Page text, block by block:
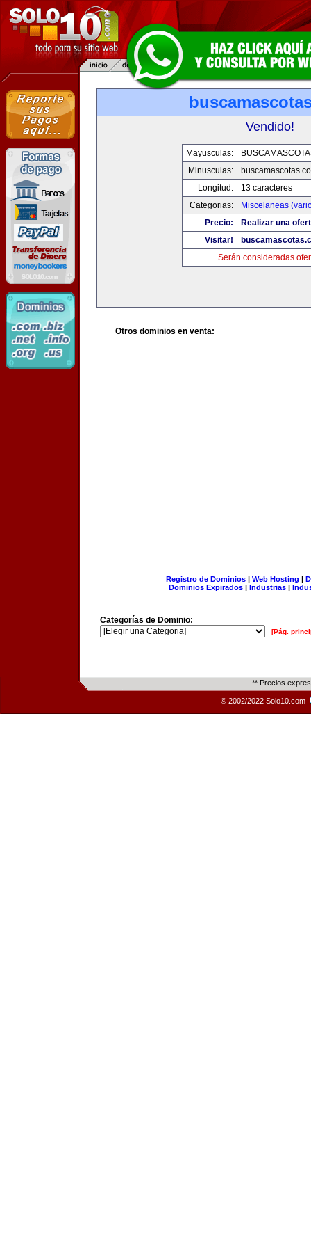
Vendido!
Mayusculas:
Minusculas:
Longitud:
13 caracteres
Categorias:
Miscelaneas
Precio:
Realizar una
Visitar!
Serán consideradas
Otros dominios en venta:
Registro de Dominios| Web Hosting |
Dominios Expirados | Industrias |
Categorías de Dominio:
[Pág.
** Precios
© 2002/2022 Solo10.com